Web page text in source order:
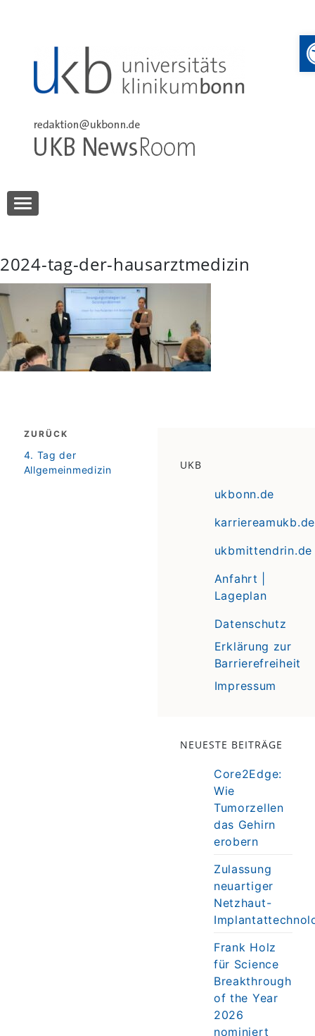
UKB NewsRoom
2024-tag-der-hausarztmedizin
Beitragsnavigation
ZURÜCK
zurück
4. Tag der
Allgemeinmedizin
UKB
ukbonn.de
karriereamukb.de
ukbmittendrin.de
Anfahrt |
Lageplan
Datenschutz
Erklärung zur
Barrierefreiheit
Impressum
NEUESTE BEITRÄGE
Core2Edge:
Wie
Tumorzellen
das Gehirn
erobern
Zulassung
neuartiger
Netzhaut-
Frank Holz
für Science
Breakthrough
of the Year
2026
nominiert